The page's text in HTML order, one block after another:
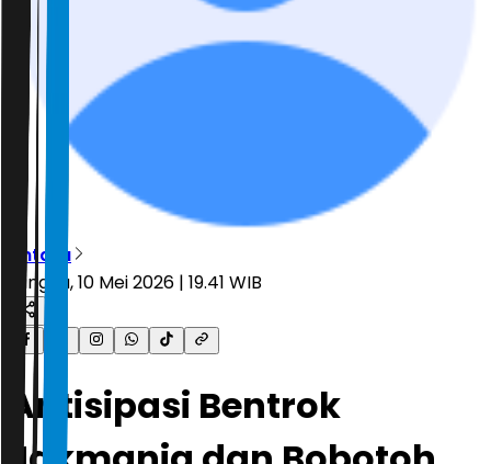
Antara
Minggu, 10 Mei 2026 | 19.41 WIB
Antisipasi Bentrok